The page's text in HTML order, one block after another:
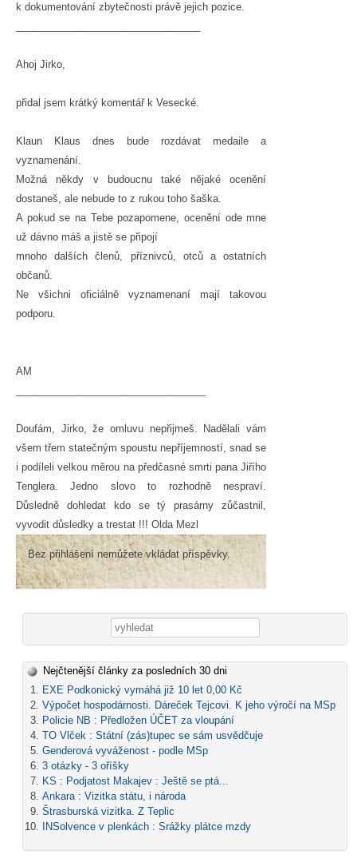
k dokumentování zbytečnosti právě jejich pozice.
Ahoj Jirko,
přidal jsem krátký komentář k Vesecké.
Klaun Klaus dnes bude rozdávat medaile a
vyznamenání.
Možná někdy v budoucnu také nějaké ocenění
dostaneš, ale nebude to z rukou toho šaška.
A pokud se na Tebe pozapomene, ocenění ode mne
už dávno máš a jistě se připojí
mnoho dalších členů, příznivců, otců a ostatních
občanů.
Ne všichni oficiálně vyznamenaní mají takovou
podporu.
AM
Doufám, Jirko, že omluvu nepřijmeš. Nadělali vám
všem třem statečným spoustu nepříjemností, snad se
i podíleli velkou měrou na předčasné smrti pana Jiřího
Tenglera. Jedno slovo to rozhodně nespraví.
Důsledně dohledat kdo se tý prasárny zůčastnil,
vyvodit důsledky a trestat !!! Olda Mezl
Bez přihlášení nemůžete vkládat příspěvky.
Vyhledávání
Nejčtenější články za posledních 30 dni
EXE Podkonický vymáhá již 10 let 0,00 Kč
Výpočet hospodárnosti. Dáreček Tejcovi. K jeho výročí na MSp
Policie NB : Předložen ÚČET za vloupání
TO Vlček : Státní (zás)tupec se sám usvědčuje
Genderová vyváženost - podle MSp
3 otázky - 3 oříšky
KS : Podjatost Makajev : Ještě se ptá...
Ankara : Vizitka státu, i národa
Štrasburská vizitka. Z Teplic
INSolvence v plenkách : Srážky plátce mzdy